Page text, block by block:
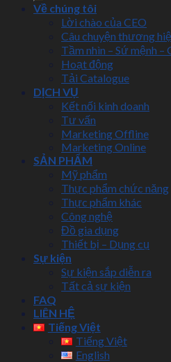
Về chúng tôi
Lời chào của CEO
Câu chuyện thương
Tầm nhìn – Sứ mệnh –
Hoạt động
Tải Catalogue
DỊCH VỤ
Kết nối kinh doanh
Tư vấn
Marketing Offline
Marketing Online
SẢN PHẨM
Mỹ phẩm
Thực phẩm chức năng
Thực phẩm khác
Công nghệ
Đồ gia dụng
Thiết bị – Dụng cụ
Sự kiện
Sự kiện sắp diễn ra
Tất cả sự kiện
FAQ
LIÊN HỆ
Tiếng Việt
Tiếng Việt
English